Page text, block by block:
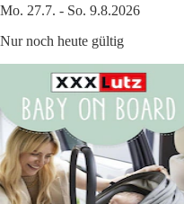
Mo. 27.7. - So. 9.8.2026
Nur noch heute gültig